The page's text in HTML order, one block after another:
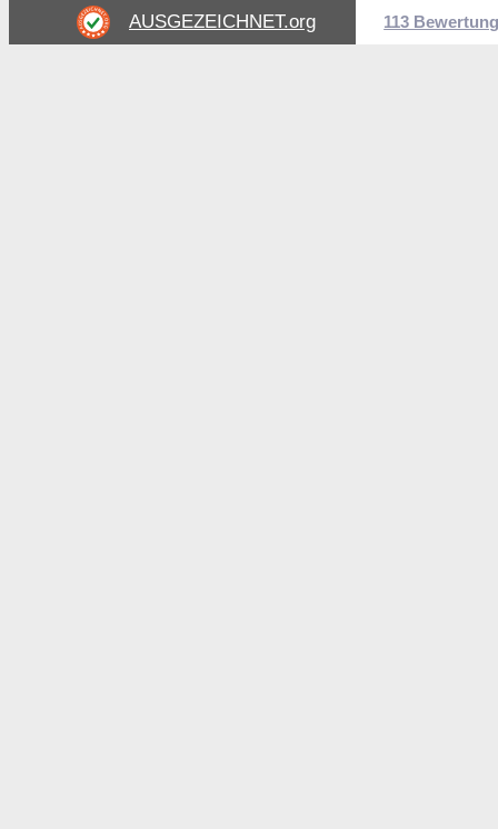
AUSGEZEICHNET.org 113